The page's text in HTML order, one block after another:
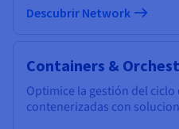
Descubrir Network
Containers &
Optimice la gestión del
contenerizadas con